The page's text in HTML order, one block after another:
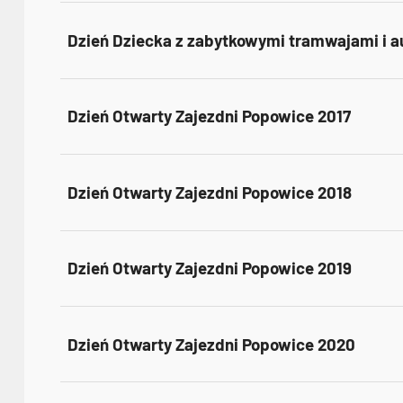
Dzień Dziecka z zabytkowymi tramwajami i
Dzień Otwarty Zajezdni Popowice 2017
Dzień Otwarty Zajezdni Popowice 2018
Dzień Otwarty Zajezdni Popowice 2019
Dzień Otwarty Zajezdni Popowice 2020